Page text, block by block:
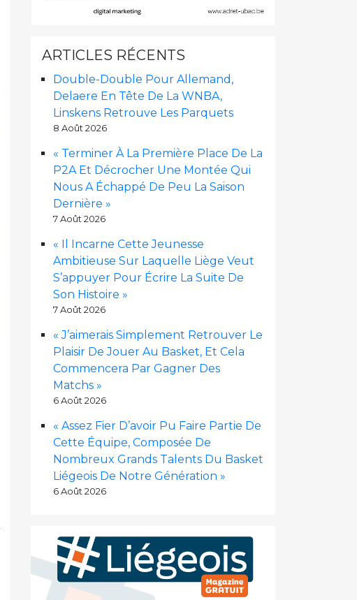
ARTICLES RÉCENTS
Double-Double Pour Allemand,
Delaere En Tête De La WNBA,
Linskens Retrouve Les Parquets
8 Août 2026
« Terminer À La Première Place De La
P2A Et Décrocher Une Montée Qui
Nous A Échappé De Peu La Saison
Dernière »
7 Août 2026
« Il Incarne Cette Jeunesse
Ambitieuse Sur Laquelle Liège Veut
S’appuyer Pour Écrire La Suite De
Son Histoire »
7 Août 2026
« J’aimerais Simplement Retrouver Le
Plaisir De Jouer Au Basket, Et Cela
Commencera Par Gagner Des
Matchs »
6 Août 2026
« Assez Fier D’avoir Pu Faire Partie De
Cette Équipe, Composée De
Nombreux Grands Talents Du Basket
Liégeois De Notre Génération »
6 Août 2026